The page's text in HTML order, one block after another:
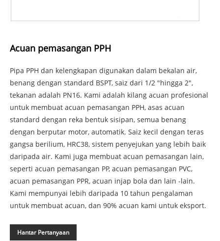
Acuan pemasangan PPH
Pipa PPH dan kelengkapan digunakan dalam bekalan air,
benang dengan standard BSPT, saiz dari 1/2 "hingga 2",
tekanan adalah PN16. Kami adalah kilang acuan profesional
untuk membuat acuan pemasangan PPH, asas acuan
standard dengan reka bentuk sisipan, semua benang
dengan berputar motor, automatik. Saiz kecil dengan teras
gangsa berilium, HRC38, sistem penyejukan yang lebih baik
daripada air. Kami juga membuat acuan pemasangan lain,
seperti acuan pemasangan PP, acuan pemasangan PVC,
acuan pemasangan PPR, acuan injap bola dan lain -lain.
Kami mempunyai lebih daripada 10 tahun pengalaman
untuk membuat acuan, dan 90% acuan kami untuk eksport.
Hantar Pertanyaan